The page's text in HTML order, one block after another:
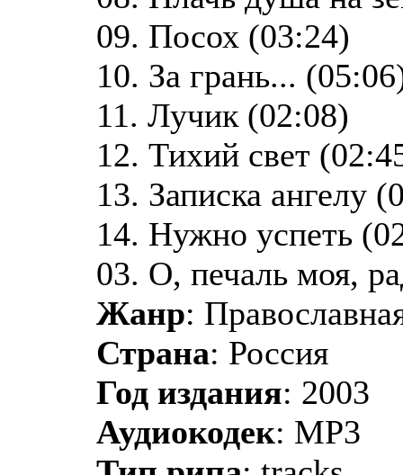
09. Посох (03:24)
10. За грань...
11. Лучик (02:08)
12. Тихий свет
13. Записка ангелу
14. Нужно успеть
03. О, печаль моя,
Жанр:
Страна: Россия
Год издания: 2003
Аудиокодек: MP3